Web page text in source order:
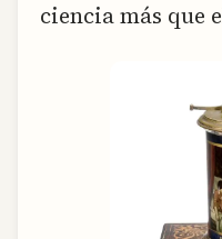
ciencia más que